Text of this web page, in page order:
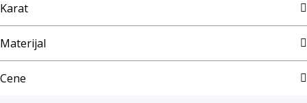
Karat
Materijal
Cene